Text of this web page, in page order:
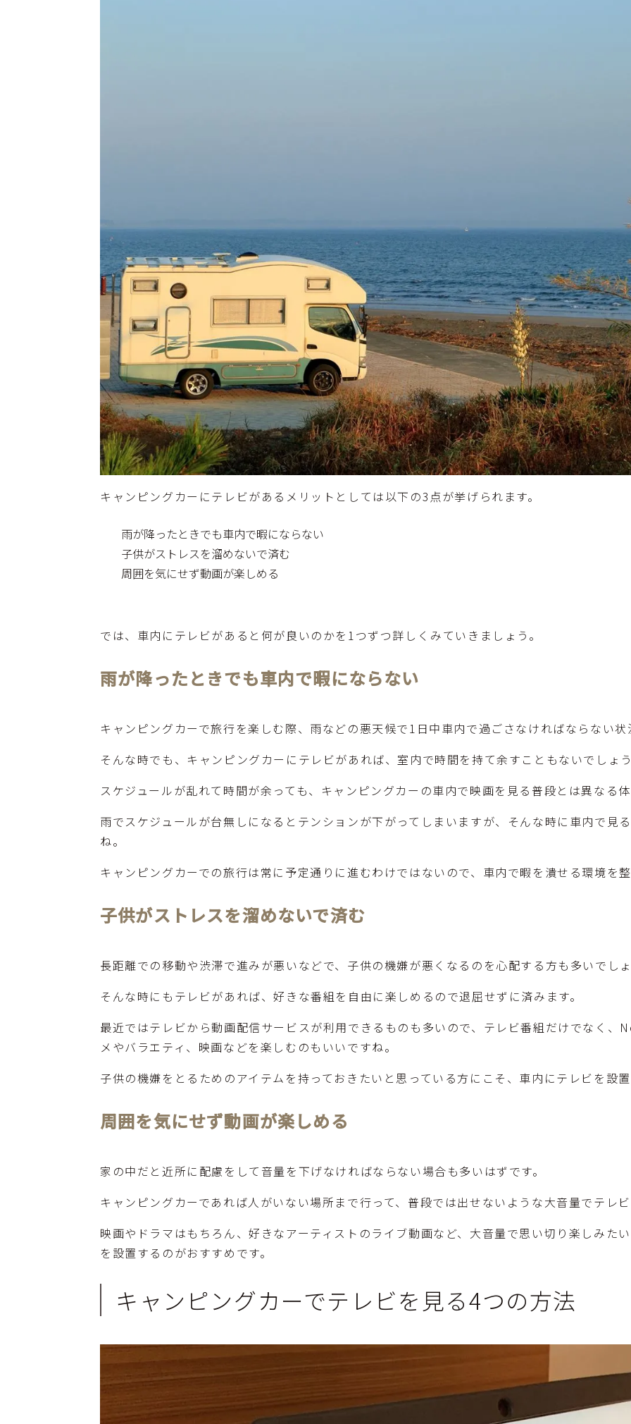
キャンピングカーにテレビがあるメリットとしては以下の3点が挙げられます。
雨が降ったときでも車内で暇にならない
子供がストレスを溜めないで済む
周囲を気にせず動画が楽しめる
では、車内にテレビがあると何が良いのかを1つずつ詳しくみていきましょう。
雨が降ったときでも車内で暇にならない
キャンピングカーで旅行を楽しむ際、雨などの悪天候で1日中車内で過ごさなければならない
そんな時でも、キャンピングカーにテレビがあれば、室内で時間を持て余すこともないでしょ
スケジュールが乱れて時間が余っても、キャンピングカーの車内で映画を見る普段とは異なる
雨でスケジュールが台無しになるとテンションが下がってしまいますが、そんな時に車内で見
ね。
キャンピングカーでの旅行は常に予定通りに進むわけではないので、車内で暇を潰せる環境を
子供がストレスを溜めないで済む
長距離での移動や渋滞で進みが悪いなどで、子供の機嫌が悪くなるのを心配する方も多いでし
そんな時にもテレビがあれば、好きな番組を自由に楽しめるので退屈せずに済みます。
最近ではテレビから動画配信サービスが利用できるものも多いので、テレビ番組だけでなく
メやバラエティ、映画などを楽しむのもいいですね。
子供の機嫌をとるためのアイテムを持っておきたいと思っている方にこそ、車内にテレビを設
周囲を気にせず動画が楽しめる
家の中だと近所に配慮をして音量を下げなければならない場合も多いはずです。
キャンピングカーであれば人がいない場所まで行って、普段では出せないような大音量でテレ
映画やドラマはもちろん、好きなアーティストのライブ動画など、大音量で思い切り楽しみた
を設置するのがおすすめです。
キャンピングカーでテレビを見る4つの方法